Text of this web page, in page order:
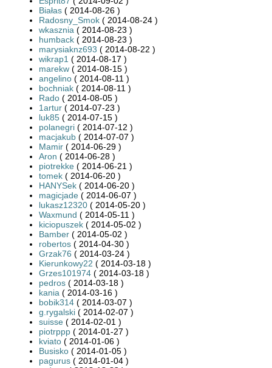
Białas ( 2014-08-26 )
Radosny_Smok ( 2014-08-24 )
wkasznia ( 2014-08-23 )
humback ( 2014-08-23 )
marysiaknz693 ( 2014-08-22 )
wikrap1 ( 2014-08-17 )
marekw ( 2014-08-15 )
angelino ( 2014-08-11 )
bochniak ( 2014-08-11 )
Rado ( 2014-08-05 )
1artur ( 2014-07-23 )
luk85 ( 2014-07-15 )
polanegri ( 2014-07-12 )
macjakub ( 2014-07-07 )
Mamir ( 2014-06-29 )
Aron ( 2014-06-28 )
piotrekke ( 2014-06-21 )
tomek ( 2014-06-20 )
HANYSek ( 2014-06-20 )
magicjade ( 2014-06-07 )
lukasz12320 ( 2014-05-20 )
Waxmund ( 2014-05-11 )
kiciopuszek ( 2014-05-02 )
Bamber ( 2014-05-02 )
robertos ( 2014-04-30 )
Grzak76 ( 2014-03-24 )
Kierunkowy22 ( 2014-03-18 )
Grzes101974 ( 2014-03-18 )
pedros ( 2014-03-18 )
kania ( 2014-03-16 )
bobik314 ( 2014-03-07 )
g.rygalski ( 2014-02-07 )
suisse ( 2014-02-01 )
piotrppp ( 2014-01-27 )
kviato ( 2014-01-06 )
Busisko ( 2014-01-05 )
pagurus ( 2014-01-04 )